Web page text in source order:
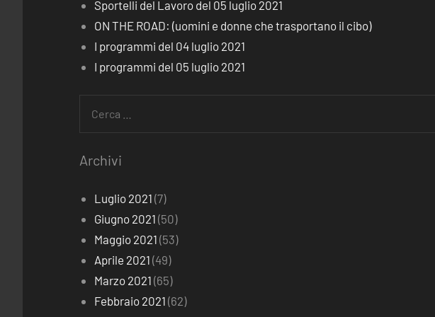
Sportelli del Lavoro del 05 luglio 2021
ON THE ROAD: (uomini e donne che trasportano il cibo)
I programmi del 04 luglio 2021
I programmi del 05 luglio 2021
Archivi
Luglio 2021 (7)
Giugno 2021 (50)
Maggio 2021 (53)
Aprile 2021 (49)
Marzo 2021 (65)
Febbraio 2021 (62)